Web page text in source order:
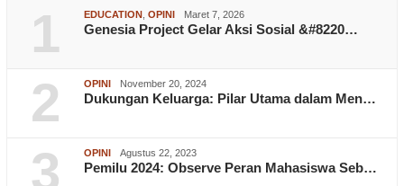
1 EDUCATION OPINI Maret 7, 2026
Genesia Project Gelar Aksi Sosial &#8220…
2 OPINI November 20, 2024
Dukungan Keluarga: Pilar Utama dalam Men…
3 OPINI Agustus 22, 2023
Pemilu 2024: Observe Peran Mahasiswa Seb…